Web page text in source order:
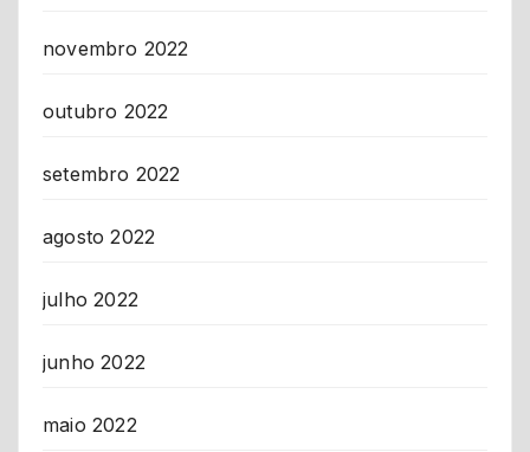
novembro 2022
outubro 2022
setembro 2022
agosto 2022
julho 2022
junho 2022
maio 2022